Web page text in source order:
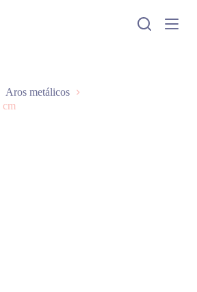
Aros metálicos
cm